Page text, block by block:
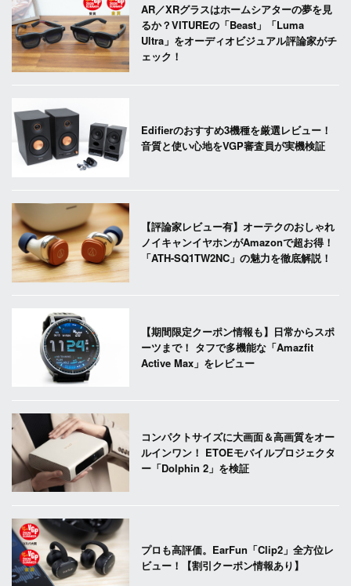
AR／XRグラスはホームシアターの夢を見
るか？VITUREの「Beast」「Luma
Ultra」をオーディオビジュアル評論家がチ
ェック！
Edifierのおすすめ3機種を厳選レビュー！
音質と使い心地をVGP審査員が実機検証
【評論家レビュー有】オーテクのおしゃれ
ノイキャンイヤホンがAmazonで超お得！
「ATH-SQ1TW2NC」の魅力を徹底解説！
【期間限定クーポン情報も】日常からスポ
ーツまで！ タフで多機能な「Amazfit
Active Max」をレビュー
コンパクトサイズに大画面＆高画質をオー
ルインワン！ ETOEモバイルプロジェクタ
ー「Dolphin 2」を検証
プロも高評価。EarFun「Clip2」全方位レ
ビュー！【割引クーポン情報あり】